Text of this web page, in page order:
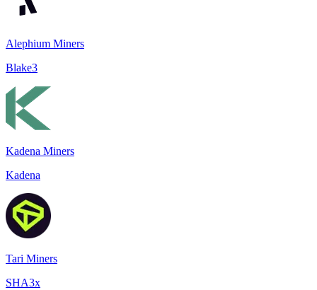
Alephium Miners
Blake3
Kadena Miners
Kadena
Tari Miners
SHA3x